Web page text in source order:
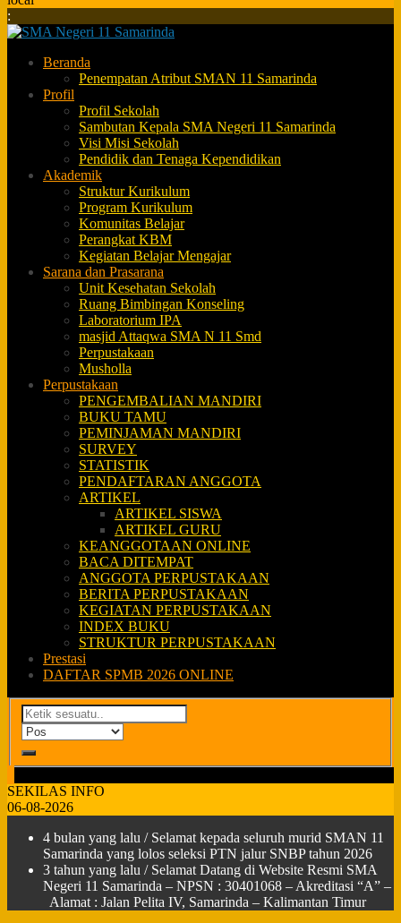
:
Beranda
Penempatan Atribut SMAN 11 Samarinda
Profil
Profil Sekolah
Sambutan Kepala SMA Negeri 11 Samarinda
Visi Misi Sekolah
Pendidik dan Tenaga Kependidikan
Akademik
Struktur Kurikulum
Program Kurikulum
Komunitas Belajar
Perangkat KBM
Kegiatan Belajar Mengajar
Sarana dan Prasarana
Unit Kesehatan Sekolah
Ruang Bimbingan Konseling
Laboratorium IPA
masjid Attaqwa SMA N 11 Smd
Perpustakaan
Musholla
Perpustakaan
PENGEMBALIAN MANDIRI
BUKU TAMU
PEMINJAMAN MANDIRI
SURVEY
STATISTIK
PENDAFTARAN ANGGOTA
ARTIKEL
ARTIKEL SISWA
ARTIKEL GURU
KEANGGOTAAN ONLINE
BACA DITEMPAT
ANGGOTA PERPUSTAKAAN
BERITA PERPUSTAKAAN
KEGIATAN PERPUSTAKAAN
INDEX BUKU
STRUKTUR PERPUSTAKAAN
Prestasi
DAFTAR SPMB 2026 ONLINE
SEKILAS INFO
06-08-2026
4 bulan yang lalu / Selamat kepada seluruh murid SMAN 11
Samarinda yang lolos seleksi PTN jalur SNBP tahun 2026
3 tahun yang lalu / Selamat Datang di Website Resmi SMA
Negeri 11 Samarinda – NPSN : 30401068 – Akreditasi “A” –
Alamat : Jalan Pelita IV, Samarinda – Kalimantan Timur